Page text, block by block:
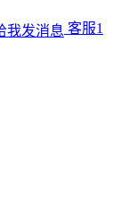
客服1